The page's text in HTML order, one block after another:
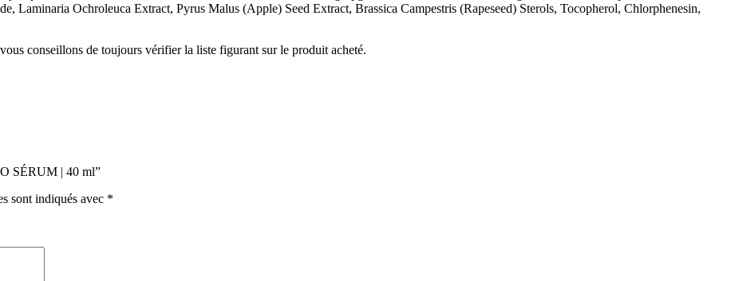
Laminaria Ochroleuca Extract, Pyrus Malus (Apple) Seed Extract, Brassica Campestris (Rapeseed) Sterols, Tocopherol, Chlorphenesin,
conseillons de toujours vérifier la liste figurant sur le produit acheté.
SÉRUM | 40 ml”
sont indiqués avec *